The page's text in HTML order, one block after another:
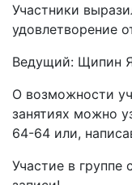
Участники
удовлетворение
Ведущий: Щипин
О возможности
занятиях можно
64-64 или,
Участие в группе